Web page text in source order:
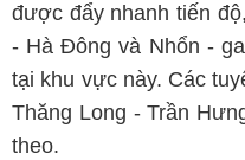
được đẩy nhanh tiến
- Hà Đông và Nhổn -
tại khu vực này. Các
Thăng Long - Trần
theo.